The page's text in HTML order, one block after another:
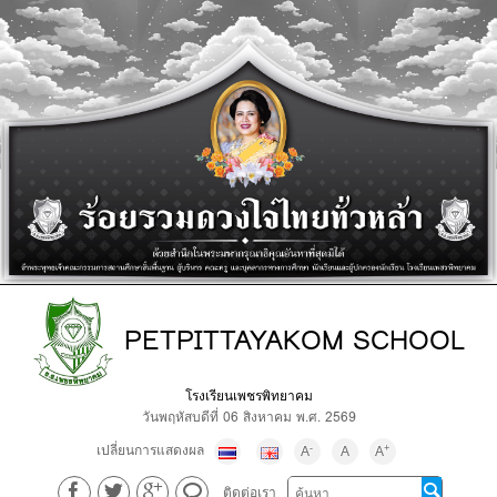
PETPITTAYAKOM SCHOOL
โรงเรียนเพชรพิทยาคม
วันพฤหัสบดีที่ 06 สิงหาคม พ.ศ. 2569
เปลี่ยนการแสดงผล
A- A A+
ติดต่อเรา